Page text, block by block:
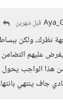
قبل شهرين
نظرك، ولكن
عليهم
هذا الواجب
جاف ينتهي